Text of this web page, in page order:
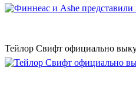
Тейлор Свифт официально